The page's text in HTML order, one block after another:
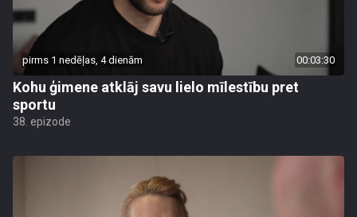
pirms 1 nedēļas, 4 dienām 00:03:30
Kohu ģimene atklāj savu lielo mīlestību pret
sportu
38. epizode